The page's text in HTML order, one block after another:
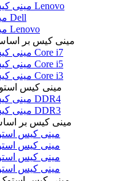
مینی کیس استوک Lenovo
مینی کیس استوک Dell
مینی کیس استوک Lenovo
مینی کیس بر
مینی کیس استوک Core i7
مینی کیس استوک Core i5
مینی کیس استوک Core i3
مینی کیس
مینی کیس استوک DDR4
مینی کیس استوک DDR3
مینی کیس بر
مینی کیس
مینی کیس
مینی کیس
مینی کیس